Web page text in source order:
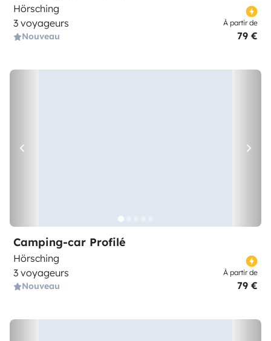
Hörsching
3 voyageurs
Nouveau
À partir de
79 €
Camping-car Profilé
Hörsching
3 voyageurs
Nouveau
À partir de
79 €